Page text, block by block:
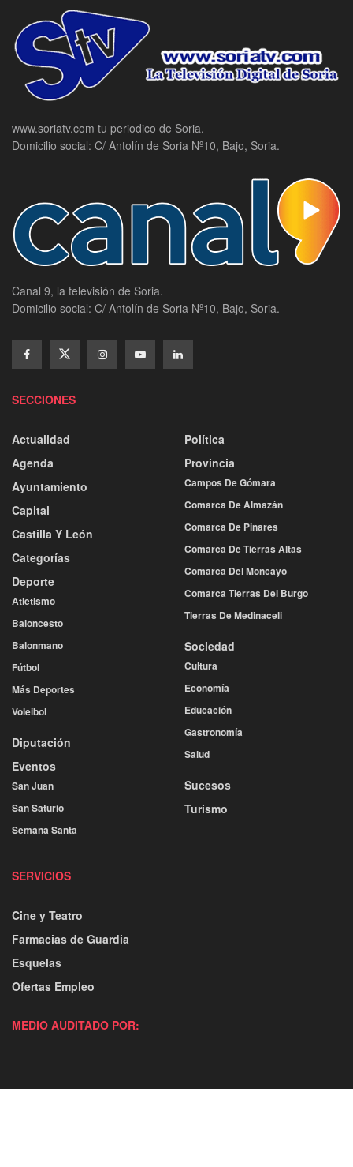
www.soriatv.com tu periodico de Soria.
Domicilio social: C/ Antolín de Soria Nº10, Bajo, Soria.
Canal 9, la televisión de Soria.
Domicilio social: C/ Antolín de Soria Nº10, Bajo, Soria.
SECCIONES
Actualidad
Agenda
Ayuntamiento
Capital
Castilla Y León
Categorías
Deporte
Atletismo
Baloncesto
Balonmano
Fútbol
Más Deportes
Voleibol
Diputación
Eventos
San Juan
San Saturio
Semana Santa
Política
Provincia
Campos De Gómara
Comarca De Almazán
Comarca De Pinares
Comarca De Tierras Altas
Comarca Del Moncayo
Comarca Tierras Del Burgo
Tierras De Medinaceli
Sociedad
Cultura
Economía
Educación
Gastronomía
Salud
Sucesos
Turismo
SERVICIOS
Cine y Teatro
Farmacias de Guardia
Esquelas
Ofertas Empleo
MEDIO AUDITADO POR: